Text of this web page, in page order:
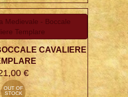
CAVALIERE
€
OUT OF
STOCK